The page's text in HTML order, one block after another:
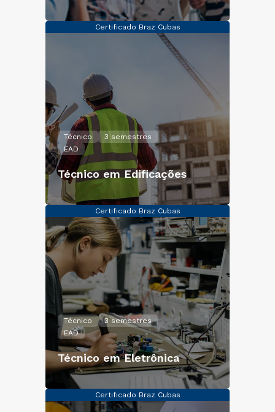
Certificado Braz Cubas
Técnico
3 semestres
EAD
Técnico em Edificações
Certificado Braz Cubas
Técnico
3 semestres
EAD
Técnico em Eletrônica
Certificado Braz Cubas